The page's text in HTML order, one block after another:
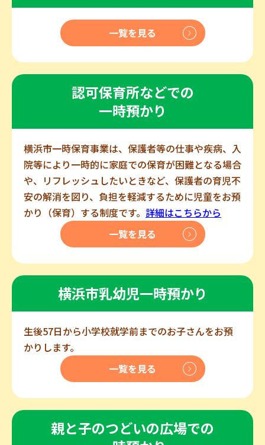
一覧を見る
認可保育所などでの
一時預かり
横浜市一時保育事業は、保護者等の仕事や疾病、入
院等により一時的に家庭での保育が困難となる場合
や、リフレッシュしたいときなど、保護者の育児不
安の解消を図り、負担を軽減するために児童をお預
かり（保育）する制度です。 詳細はこちらから
一覧を見る
横浜市乳幼児一時預かり
生後57日から小学校就学前までのお子さんをお預
かりします。
一覧を見る
親と子のつどいの広場での